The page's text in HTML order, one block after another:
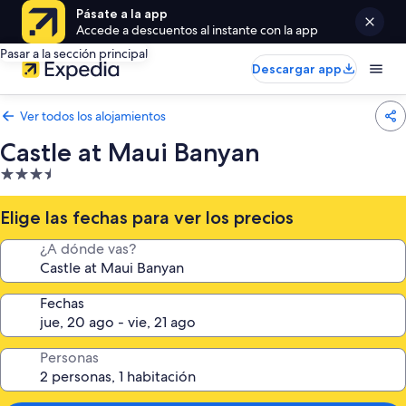
Pásate a la app
Accede a descuentos al instante con la app
Pasar a la sección principal
Descargar app
Ver todos los alojamientos
Castle at Maui Banyan
Alojamiento
de
3.5 estrellas
Elige las fechas para ver los precios
¿A dónde vas?
Fechas
Personas